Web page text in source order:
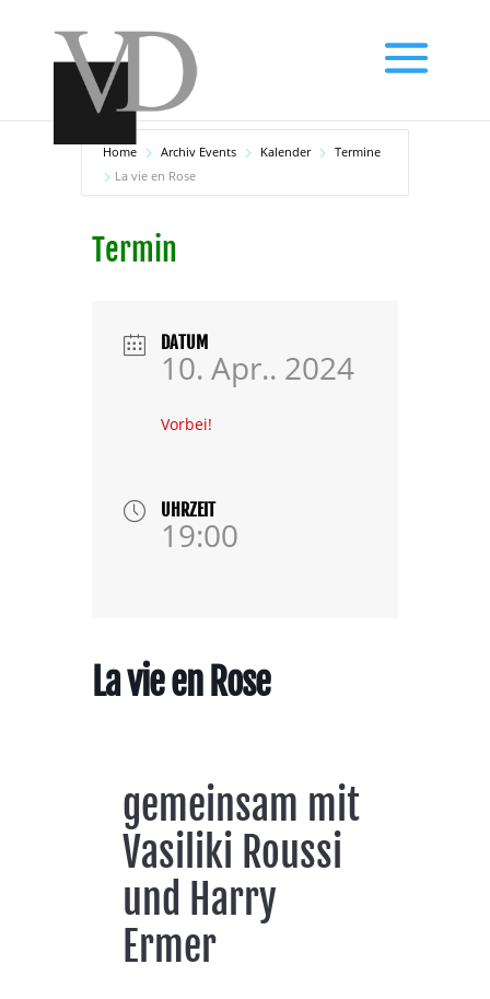
Home Archiv Events Kalender
Termine
La vie en Rose
Termin
DATUM
10. Apr.. 2024
Vorbei!
UHRZEIT
19:00
La vie en Rose
gemeinsam mit
Vasiliki Roussi
und Harry
Ermer